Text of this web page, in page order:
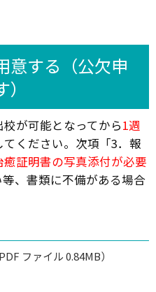
意する（公欠申
が可能となってから1週
ください。次項「3．報
癒証明書の写真添付が必要
、書類に不備がある場合
ファイル 0.84MB）